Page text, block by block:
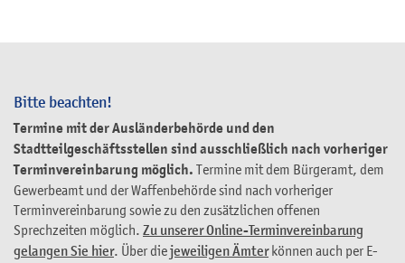
Bitte beachten!
Termine mit der Ausländerbehörde und den
Stadtteilgeschäftsstellen sind ausschließlich nach vorheriger
Terminvereinbarung möglich. Termine mit dem Bürgeramt, dem
Gewerbeamt und der Waffenbehörde sind nach vorheriger
Terminvereinbarung sowie zu den zusätzlichen offenen
Sprechzeiten möglich. Zu unserer Online-Terminvereinbarung
gelangen Sie hier. Über diejeweiligen Ämterkönnen auch per E-